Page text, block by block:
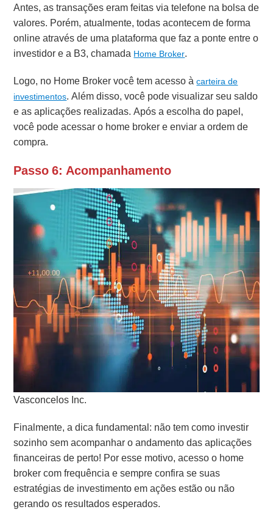
Antes, as transações eram feitas via telefone na bolsa de
valores. Porém, atualmente, todas acontecem de forma
online através de uma plataforma que faz a ponte entre o
investidor e a B3, chamada Home Broker.
Logo, no Home Broker você tem acesso àcarteira de
investimentos. Além disso, você pode visualizar seu saldo
e as aplicações realizadas. Após a escolha do papel,
você pode acessar o home broker e enviar a ordem de
compra.
Passo 6: Acompanhamento
Vasconcelos Inc.
Finalmente, a dica fundamental: não tem como investir
sozinho sem acompanhar o andamento das aplicações
financeiras de perto! Por esse motivo, acesso o home
broker com frequência e sempre confira se suas
estratégias de investimento em ações estão ou não
gerando os resultados esperados.